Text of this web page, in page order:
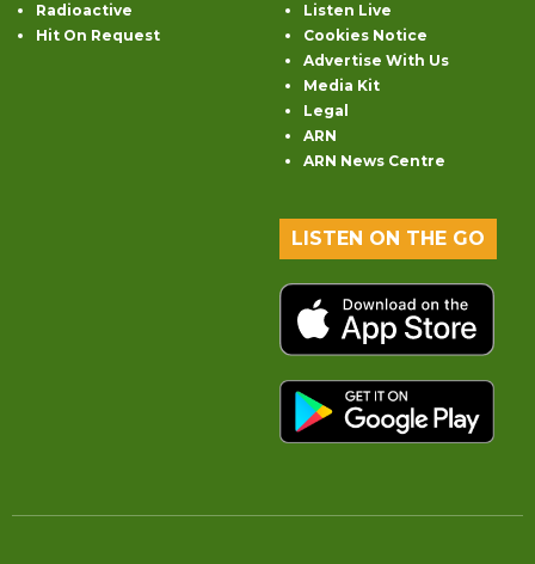
Radioactive
Hit On Request
Listen Live
Cookies Notice
Advertise With Us
Media Kit
Legal
ARN
ARN News Centre
LISTEN ON THE GO